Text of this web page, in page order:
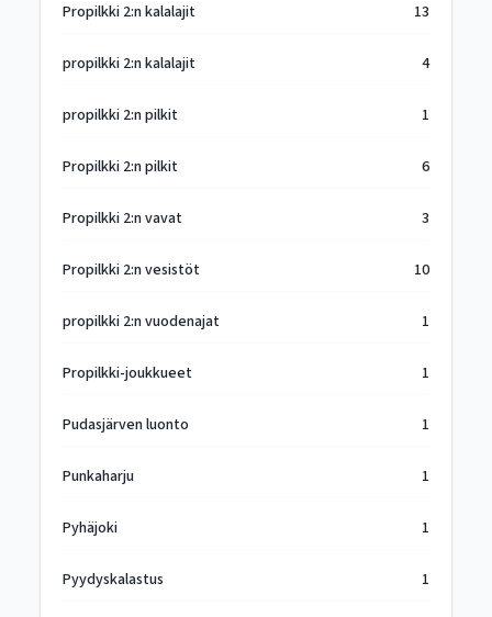
Propilkki 2:n kalalajit 13
propilkki 2:n kalalajit 4
propilkki 2:n pilkit 1
Propilkki 2:n pilkit 6
Propilkki 2:n vavat 3
Propilkki 2:n vesistöt 10
propilkki 2:n vuodenajat 1
Propilkki-joukkueet 1
Pudasjärven luonto 1
Punkaharju 1
Pyhäjoki 1
Pyydyskalastus 1